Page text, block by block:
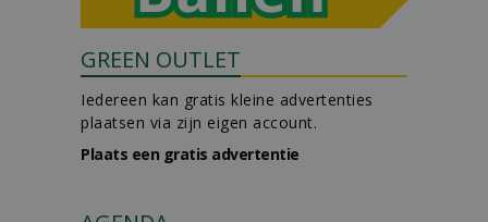
GREEN OUTLET
Iedereen kan gratis kleine advertenties
plaatsen via zijn eigen account.
Plaats een gratis advertentie